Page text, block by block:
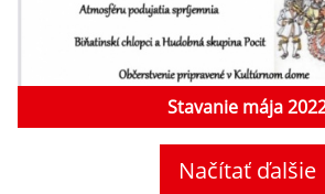
Stavanie mája
Načítať ďalšie